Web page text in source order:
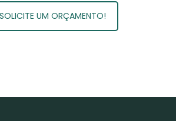
SOLICITE UM ORÇAMENTO!